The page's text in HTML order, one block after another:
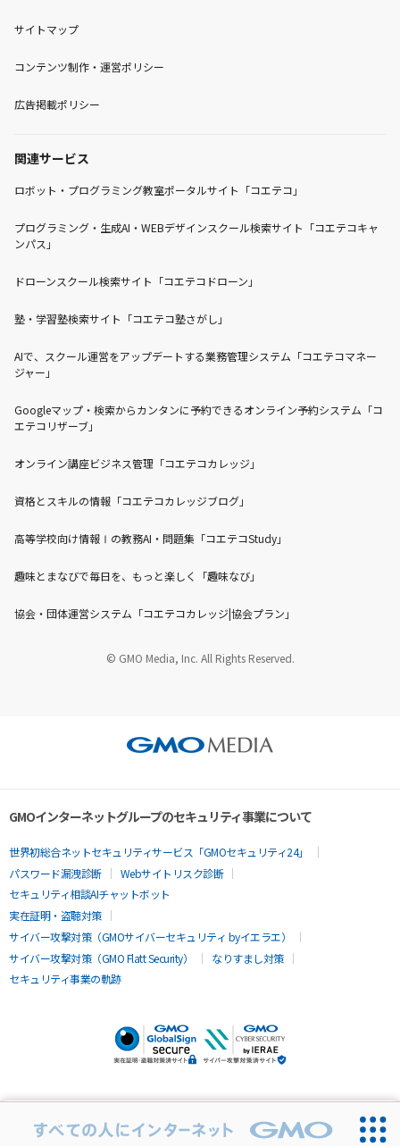
最大3000円もらえる！
サイトマップ
コンテンツ制作・運営ポリシー
広告掲載ポリシー
関連サービス
ロボット・プログラミング教室ポータルサイト「コエテコ」
プログラミング・生成AI・WEBデザインスクール検索サイト「コエテコキャ
ンパス」
ドローンスクール検索サイト「コエテコドローン」
塾・学習塾検索サイト「コエテコ塾さがし」
AIで、スクール運営をアップデートする業務管理システム「コエテコマネー
ジャー」
Googleマップ・検索からカンタンに予約できるオンライン予約システム「コ
エテコリザーブ」
オンライン講座ビジネス管理「コエテコカレッジ」
資格とスキルの情報「コエテコカレッジブログ」
高等学校向け情報Ⅰの教務AI・問題集「コエテコStudy」
趣味とまなびで毎日を、もっと楽しく「趣味なび」
協会・団体運営システム「コエテコカレッジ|協会プラン」
© GMO Media, Inc. All Rights Reserved.
GMOインターネットグループのセキュリティ事業について
世界初総合ネットセキュリティサービス「GMOセキュリティ24」
パスワード漏洩診断
Webサイトリスク診断
セキュリティ相談AIチャットボット
実在証明・盗聴対策
サイバー攻撃対策（GMOサイバーセキュリティ byイエラエ）
サイバー攻撃対策（GMO Flatt Security）
なりすまし対策
セキュリティ事業の軌跡